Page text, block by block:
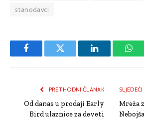
stanodavci
FacebookTwitter LinkedIn
PRETHODNI ČLANAK
Od danas u prodaji Early
Bird ulaznice za deveti
Mreža